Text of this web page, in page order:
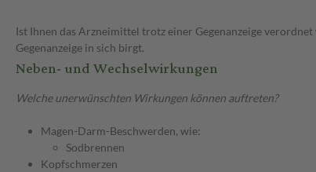
Ist Ihnen das Arzneimittel trotz einer Gegenanzeige
Gegenanzeige in sich birgt.
Neben- und Wechselwirkungen
Welche unerwünschten Wirkungen können auftreten?
Magen-Darm-Beschwerden, wie:
Sodbrennen
Kopfschmerzen